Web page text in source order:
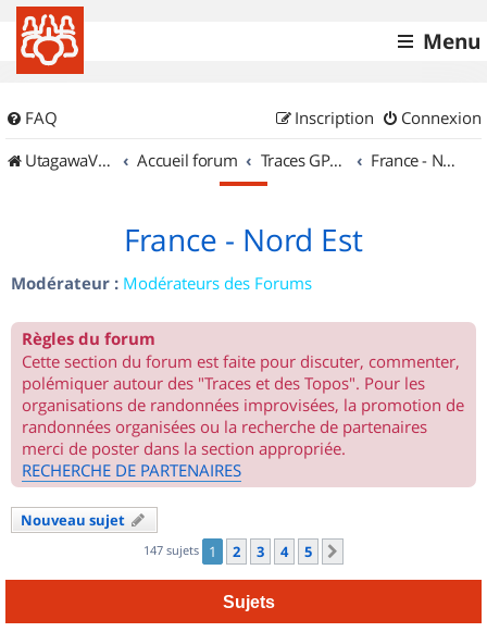
Menu
FAQ Connexion
Inscription
UtagawaVTT (Randos VTT et VTTAE avec traces GPS)
Accueil forum Traces GPS de randos VTT France - Nord Est
France - Nord Est
Modérateur : Modérateurs des Forums
Règles du forum
Cette section du forum est faite pour discuter, commenter,
polémiquer autour des "Traces et des Topos". Pour les
organisations de randonnées improvisées, la promotion de
randonnées organisées ou la recherche de partenaires
merci de poster dans la section appropriée.
RECHERCHE DE PARTENAIRES
Nouveau sujet
147 sujets 1 2 3 4 5
Sujets